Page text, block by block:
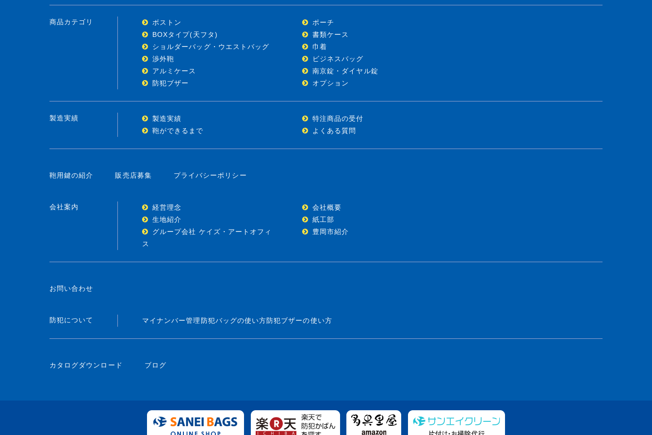
商品カテゴリ ボストン
ポーチ
BOXタイプ(天フタ)
書類ケース
ショルダーバッグ・ウエストバッグ
巾着
渉外鞄
ビジネスバッグ
アルミケース
南京錠・ダイヤル錠
防犯ブザー
オプション
製造実績 製造実績
特注商品の受付
鞄ができるまで
よくある質問
鞄用鍵の紹介 販売店募集 プライバシーポリシー
会社案内 経営理念
会社概要
生地紹介
紙工部
グループ会社 ケイズ・アートオフィ
ス
豊岡市紹介
お問い合わせ
防犯について マイナンバー管理 防犯バッグの使い方防犯ブザーの使い方
カタログダウンロード ブログ